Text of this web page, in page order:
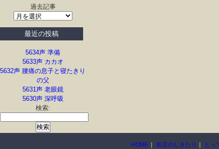
過去記事
最近の投稿
5634声 準備
5633声 カカオ
5632声 腰痛の息子と寝たきり
の父
5631声 老眼鏡
5630声 深呼吸
検索:
HOME ｜ 名店のしきたり ｜
とっ